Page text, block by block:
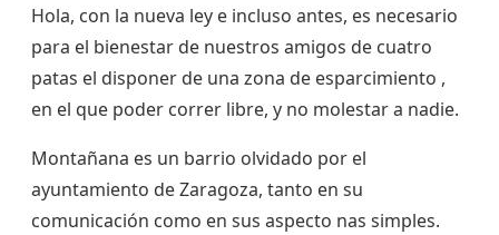
Hola, con la nueva ley e incluso antes, es necesario
para el bienestar de nuestros amigos de cuatro
patas el disponer de una zona de esparcimiento ,
en el que poder correr libre, y no molestar a nadie.
Montañana es un barrio olvidado por el
ayuntamiento de Zaragoza, tanto en su
comunicación como en sus aspecto nas simples.